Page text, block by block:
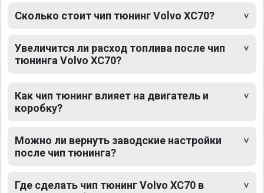
Сколько стоит чип тюнинг Volvo XC70?
Увеличится ли расход топлива после чип
тюнинга Volvo XC70?
Как чип тюнинг влияет на двигатель и
коробку?
Можно ли вернуть заводские настройки
после чип тюнинга?
Где сделать чип тюнинг Volvo XC70 в